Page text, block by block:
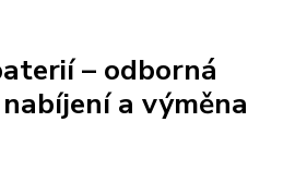
– odborná
a výměna